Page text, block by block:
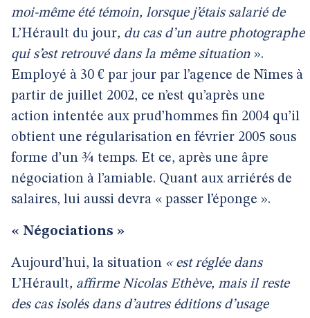
moi-même été témoin, lorsque j’étais salarié de
L’Hérault du jour, du cas d’un autre photographe
qui s’est retrouvé dans la même situation ».
Employé à 30 € par jour par l’agence de Nîmes à
partir de juillet 2002, ce n’est qu’après une
action intentée aux prud’hommes fin 2004 qu’il
obtient une régularisation en février 2005 sous
forme d’un ¾ temps. Et ce, après une âpre
négociation à l’amiable. Quant aux arriérés de
salaires, lui aussi devra « passer l’éponge ».
« Négociations »
Aujourd’hui, la situation « est réglée dans
L’Hérault, affirme Nicolas Ethève, mais il reste
des cas isolés dans d’autres éditions d’usage